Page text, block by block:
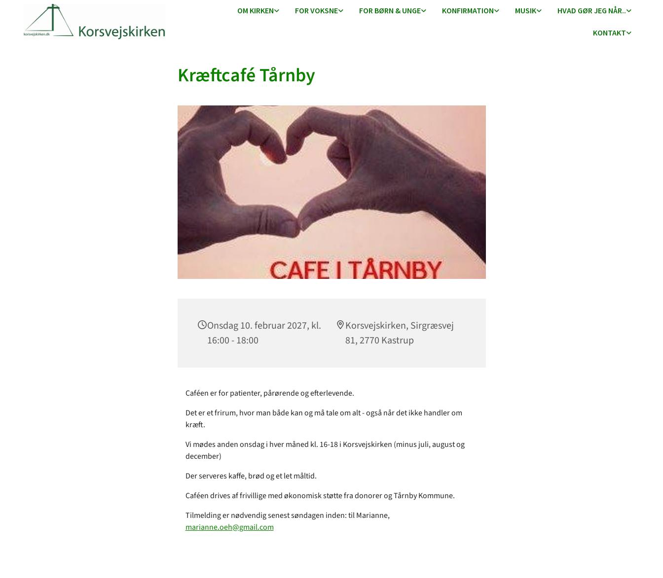
OM KIRKEN FOR VOKSNE FOR BØRN & UNGE KONFIRMATION MUSIK HVAD GØR JEG NÅR..
KONTAKT
Kræftcafé Tårnby
Onsdag 10. februar 2027, kl.
16:00 - 18:00
Korsvejskirken, Sirgræsvej
81, 2770 Kastrup
Caféen er for patienter, pårørende og efterlevende.
Det er et frirum, hvor man både kan og må tale om alt - også når det ikke handler om
kræft.
Vi mødes anden onsdag i hver måned kl. 16-18 i Korsvejskirken (minus juli, august og
december)
Der serveres kaffe, brød og et let måltid.
Caféen drives af frivillige med økonomisk støtte fra donorer og Tårnby Kommune.
Tilmelding er nødvendig senest søndagen inden: til Marianne,
marianne.oeh@gmail.com